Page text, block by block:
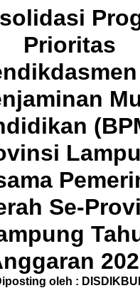
Prioritas
Se-
oleh :